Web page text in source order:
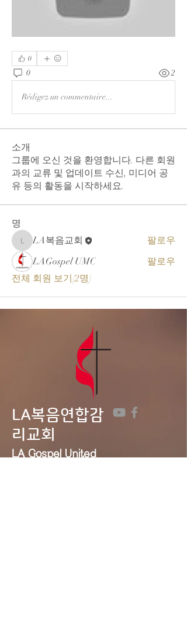
0
0 2
Rédigez un commentaire...
소개
그룹에 오신 것을 환영합니다. 다른 회원
과의 교류 및 업데이트 수신, 미디어 공
유 등의 활동을 시작하세요.
명
LA복음교회
LA복음교회
팔로우
LAGospel UMC
팔로우
전체 회원 보기(2명)
LA복음연합감
리교회
LA Gospel United